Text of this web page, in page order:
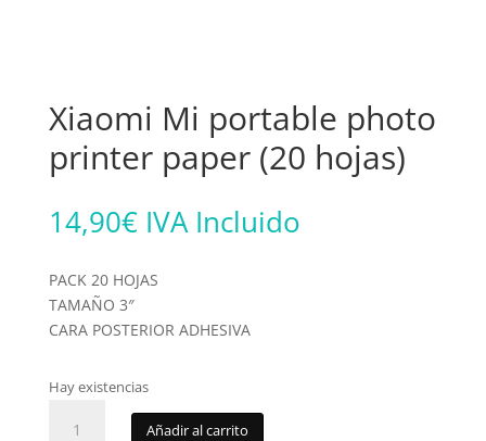
Xiaomi Mi portable photo
printer paper (20 hojas)
14,90€ IVA Incluido
PACK 20 HOJAS
TAMAÑO 3″
CARA POSTERIOR ADHESIVA
Hay existencias
Añadir al carrito